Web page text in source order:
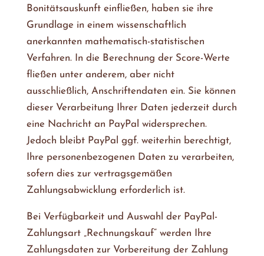
Bonitätsauskunft einfließen, haben sie ihre
Grundlage in einem wissenschaftlich
anerkannten mathematisch-statistischen
Verfahren. In die Berechnung der Score-Werte
fließen unter anderem, aber nicht
ausschließlich, Anschriftendaten ein. Sie können
dieser Verarbeitung Ihrer Daten jederzeit durch
eine Nachricht an PayPal widersprechen.
Jedoch bleibt PayPal ggf. weiterhin berechtigt,
Ihre personenbezogenen Daten zu verarbeiten,
sofern dies zur vertragsgemäßen
Zahlungsabwicklung erforderlich ist.
Bei Verfügbarkeit und Auswahl der PayPal-
Zahlungsart „Rechnungskauf“ werden Ihre
Zahlungsdaten zur Vorbereitung der Zahlung